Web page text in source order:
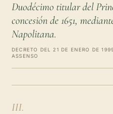
Duodécimo titular del
concesión de 1651,
Napolitana.
DECRETO DEL 21 DE ENERO DE
ASSENSO
III.